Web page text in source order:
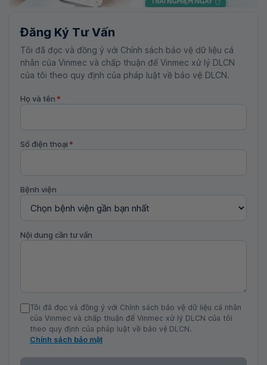
Đăng Ký Tư Vấn
Tôi đã đọc và đồng ý với Chính sách bảo vệ dữ liệu cá
nhân của Vinmec và chấp thuận để Vinmec xử lý DLCN
của tôi theo quy định của pháp luật về bảo vệ DLCN.
Họ và tên *
Số điện thoại *
Bệnh viện
Nội dung cần tư vấn
Tôi đã đọc và đồng ý với Chính sách bảo vệ dữ liệu cá nhân
của Vinmec và chấp thuận để Vinmec xử lý DLCN của tôi
theo quy định của pháp luật về bảo vệ DLCN.
Chính sách bảo mật